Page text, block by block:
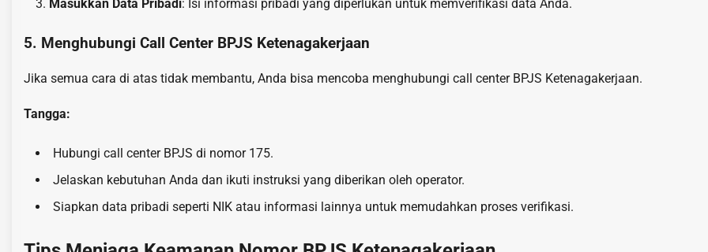
Masukkan Data Pribadi: Isi informasi pribadi yang diperlukan untuk memverifikasi data Anda.
5. Menghubungi Call Center BPJS Ketenagakerjaan
Jika semua cara di atas tidak membantu, Anda bisa mencoba menghubungi call center BPJS Ketenagakerjaan.
Tangga:
Hubungi call center BPJS di nomor 175.
Jelaskan kebutuhan Anda dan ikuti instruksi yang diberikan oleh operator.
Siapkan data pribadi seperti NIK atau informasi lainnya untuk memudahkan proses verifikasi.